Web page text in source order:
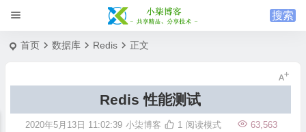
首页 数据库 Redis 正文
Redis 性能测试
2020年5月13日 11:02:39 小柒博客 63,563
1 阅读模式